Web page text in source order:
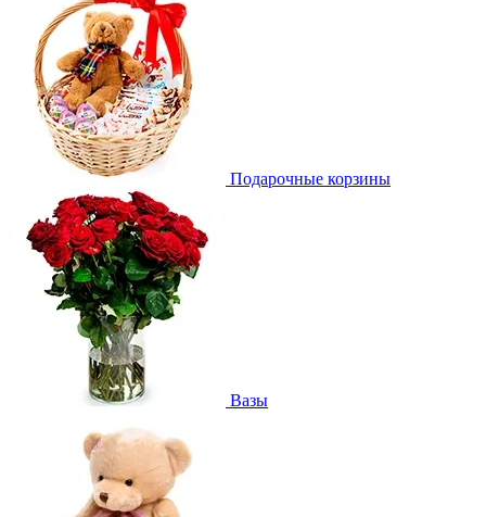
Подарочные корзины
Вазы